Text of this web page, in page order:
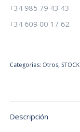
+34 985 79 43 43
+34 609 00 17 62
Categorías: Otros, STOCK
Descripción